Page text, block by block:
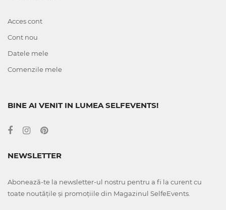
Acces cont
Cont nou
Datele mele
Comenzile mele
BINE AI VENIT IN LUMEA SELFEVENTS!
NEWSLETTER
Abonează-te la newsletter-ul nostru pentru a fi la curent cu
toate noutățile și promoțiile din Magazinul SelfeEvents.